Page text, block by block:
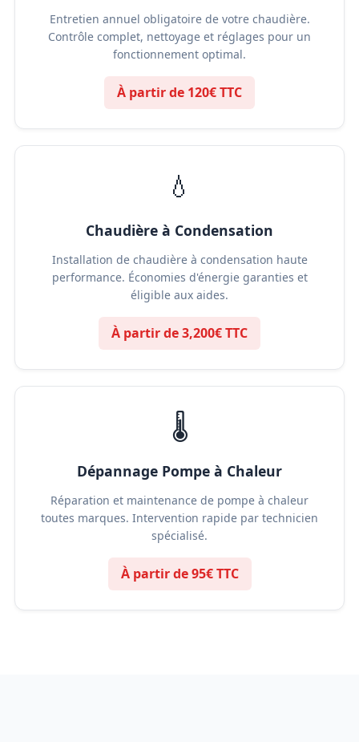
Entretien annuel obligatoire de votre chaudière.
Contrôle complet, nettoyage et réglages pour un
fonctionnement optimal.
À partir de 120€ TTC
💧
Chaudière à Condensation
Installation de chaudière à condensation haute
performance. Économies d'énergie garanties et
éligible aux aides.
À partir de 3,200€ TTC
🌡️
Dépannage Pompe à Chaleur
Réparation et maintenance de pompe à chaleur
toutes marques. Intervention rapide par technicien
spécialisé.
À partir de 95€ TTC